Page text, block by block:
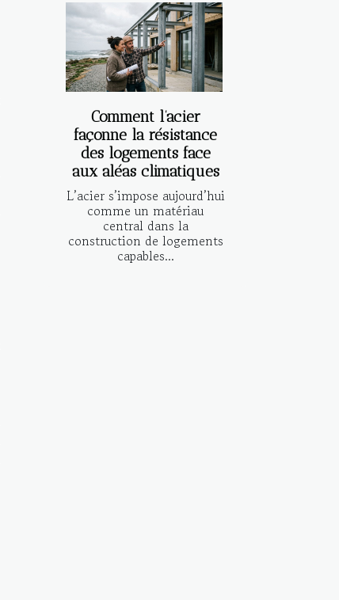
Comment l’acier
façonne la résistance
des logements face
aux aléas climatiques
L’acier s’impose aujourd’hui
comme un matériau
central dans la
construction de logements
capables...